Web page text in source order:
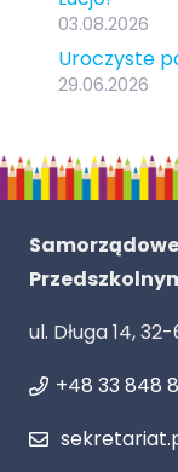
03.08.2026
Uroczyste
29.06.2026
ul. Długa 14,
+48 33 848